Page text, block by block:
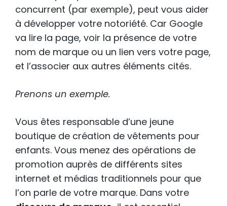
concurrent (par exemple), peut vous aider
à développer votre notoriété. Car Google
va lire la page, voir la présence de votre
nom de marque ou un lien vers votre page,
et l’associer aux autres éléments cités.
Prenons un exemple.
Vous êtes responsable d’une jeune
boutique de création de vêtements pour
enfants. Vous menez des opérations de
promotion auprès de différents sites
internet et médias traditionnels pour que
l’on parle de votre marque. Dans votre